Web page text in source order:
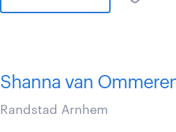
Shanna van
Randstad Arnhem